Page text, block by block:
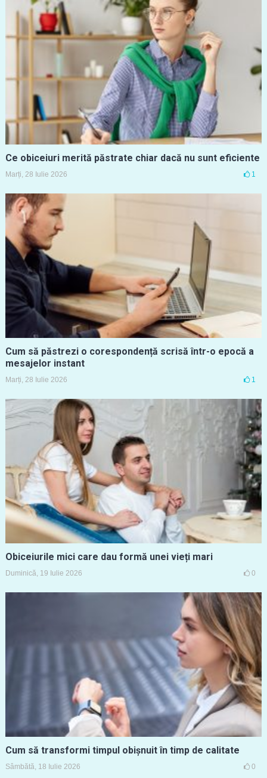
Ce obiceiuri merită păstrate chiar dacă nu sunt eficiente
Marți, 28 Iulie 2026 1
Cum să păstrezi o corespondență scrisă într-o epocă a
mesajelor instant
Marți, 28 Iulie 2026 1
Obiceiurile mici care dau formă unei vieți mari
Duminică, 19 Iulie 2026 0
Cum să transformi timpul obișnuit în timp de calitate
Sâmbătă, 18 Iulie 2026 0